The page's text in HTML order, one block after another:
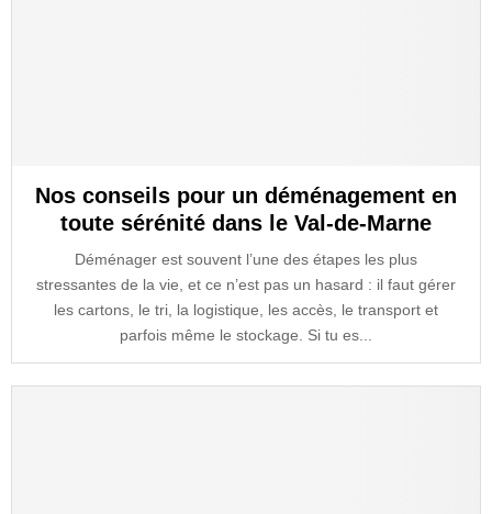
Nos conseils pour un déménagement en
toute sérénité dans le Val-de-Marne
Déménager est souvent l’une des étapes les plus
stressantes de la vie, et ce n’est pas un hasard : il faut gérer
les cartons, le tri, la logistique, les accès, le transport et
parfois même le stockage. Si tu es...